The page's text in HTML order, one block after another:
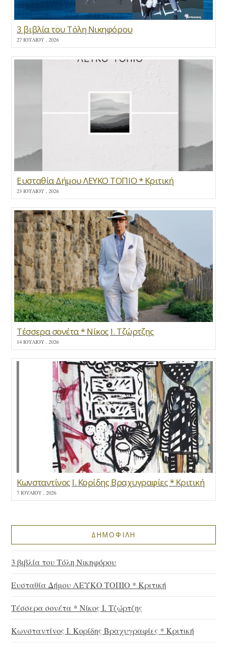
3 βιβλία του Τόλη Νικηφόρου
27 ΙΟΥΛΊΟΥ , 2026
Ευσταθία Δήμου ΛΕΥΚΟ ΤΟΠΙΟ * Κριτική
23 ΙΟΥΛΊΟΥ , 2026
Τέσσερα σονέτα * Νίκος Ι. Τζώρτζης
14 ΙΟΥΛΊΟΥ , 2026
Κωνσταντίνος Ι. Κορίδης Βραχυγραφίες * Κριτική
7 ΙΟΥΛΊΟΥ , 2026
ΔΗΜΟΦΙΛΗ
3 βιβλία του Τόλη Νικηφόρου
Ευσταθία Δήμου ΛΕΥΚΟ ΤΟΠΙΟ * Κριτική
Τέσσερα σονέτα * Νίκος Ι. Τζώρτζης
Κωνσταντίνος Ι. Κορίδης Βραχυγραφίες * Κριτική